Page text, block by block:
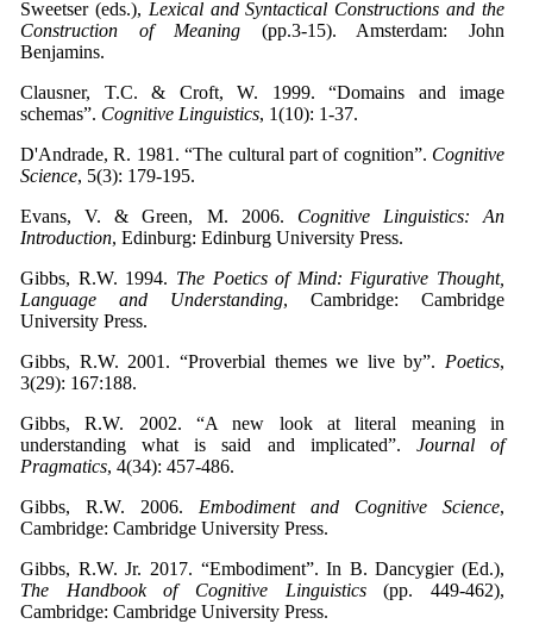
Sweetser (eds.), Lexical and Syntactical Constructions and the
Construction of Meaning (pp.3-15). Amsterdam: John
Benjamins.
Clausner, T.C. & Croft, W. 1999. “Domains and image
schemas”. Cognitive Linguistics, 1(10): 1-37.
D'Andrade, R. 1981. “The cultural part of cognition”. Cognitive
Science, 5(3): 179-195.
Evans, V. & Green, M. 2006. Cognitive Linguistics: An
Introduction, Edinburg: Edinburg University Press.
Gibbs, R.W. 1994. The Poetics of Mind: Figurative Thought,
Language and Understanding, Cambridge: Cambridge
University Press.
Gibbs, R.W. 2001. “Proverbial themes we live by”. Poetics,
3(29): 167:188.
Gibbs, R.W. 2002. “A new look at literal meaning in
understanding what is said and implicated”. Journal of
Pragmatics, 4(34): 457-486.
Gibbs, R.W. 2006. Embodiment and Cognitive Science,
Cambridge: Cambridge University Press.
Gibbs, R.W. Jr. 2017. “Embodiment”. In B. Dancygier (Ed.),
The Handbook of Cognitive Linguistics(pp. 449-462),
Cambridge: Cambridge University Press.